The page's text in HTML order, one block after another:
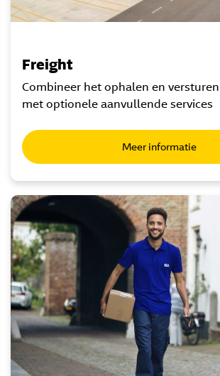
Freight
Combineer het ophalen en
met optionele aanvullende services
Meer informatie